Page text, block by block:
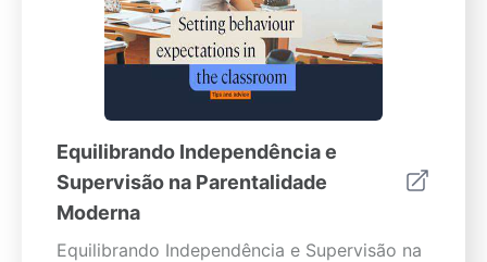
Equilibrando Independência e
Supervisão na Parentalidade
Moderna
Equilibrando Independência e Supervisão na